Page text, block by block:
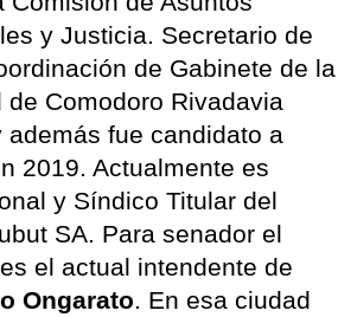
y Justicia. Secretario de
de Gabinete de la
de Comodoro Rivadavia
además fue candidato a
2019. Actualmente es
y Síndico Titular del
SA. Para senador el
el actual intendente de
Ongarato . En esa ciudad